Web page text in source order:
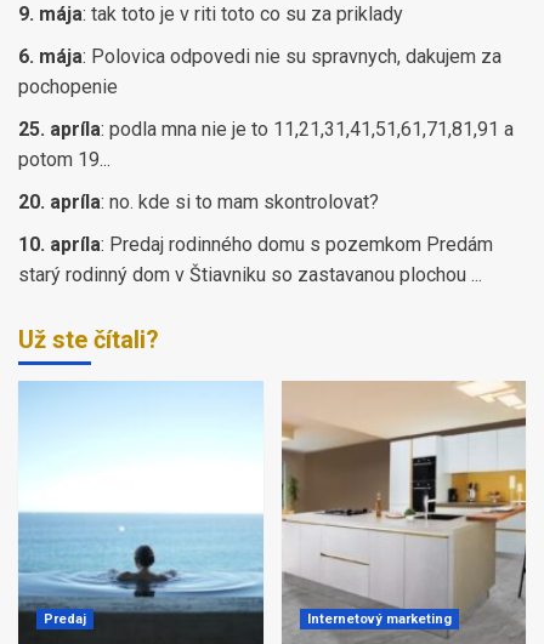
9. mája: tak toto je v riti toto co su za priklady
6. mája: Polovica odpovedi nie su spravnych, dakujem za
pochopenie
25. apríla: podla mna nie je to 11,21,31,41,51,61,71,81,91 a
potom 19...
20. apríla: no. kde si to mam skontrolovat?
10. apríla: Predaj rodinného domu s pozemkom Predám
starý rodinný dom v Štiavniku so zastavanou plochou ...
Už ste čítali?
Predaj Internetový marketing